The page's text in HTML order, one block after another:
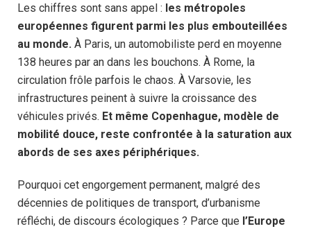
Les chiffres sont sans appel : les métropoles
européennes figurent parmi les plus embouteillées
au monde. À Paris, un automobiliste perd en moyenne
138 heures par an dans les bouchons. À Rome, la
circulation frôle parfois le chaos. À Varsovie, les
infrastructures peinent à suivre la croissance des
véhicules privés. Et même Copenhague, modèle de
mobilité douce, reste confrontée à la saturation aux
abords de ses axes périphériques.
Pourquoi cet engorgement permanent, malgré des
décennies de politiques de transport, d’urbanisme
réfléchi, de discours écologiques ? Parce que l’Europe